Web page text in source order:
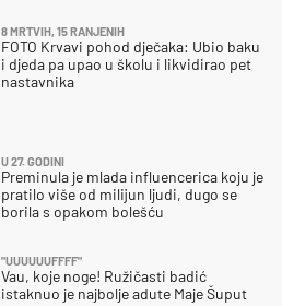
8 MRTVIH, 15 RANJENIH
FOTO Krvavi pohod dječaka: Ubio baku
i djeda pa upao u školu i likvidirao pet
nastavnika
U 27. GODINI
Preminula je mlada influencerica koju je
pratilo više od milijun ljudi, dugo se
borila s opakom bolešću
"UUUUUUFFFF"
Vau, koje noge! Ružičasti badić
istaknuo je najbolje adute Maje Šuput